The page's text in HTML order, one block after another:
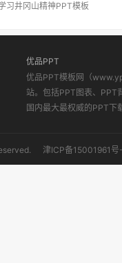
习井冈山精神PPT模板
优品PPT
优品PPT模板网（
站。包括PPT图表、PPT
国内最大最权威的PPT下
津ICP备15001961号